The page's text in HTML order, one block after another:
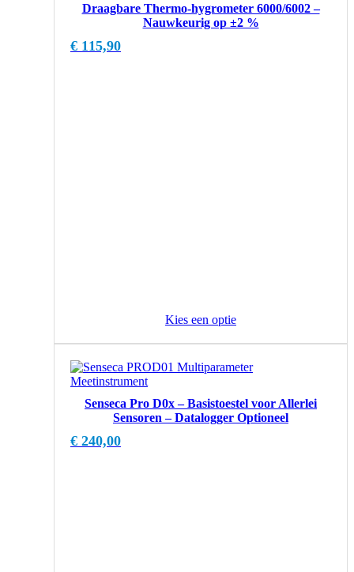
Draagbare Thermo-hygrometer 6000/6002 –
Nauwkeurig op ±2 %
€ 115,90
Kies een optie
Senseca Pro D0x – Basistoestel voor Allerlei
Sensoren – Datalogger Optioneel
€ 240,00